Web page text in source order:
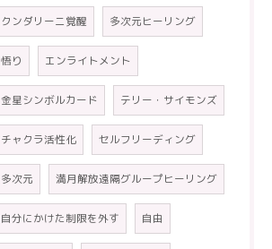
クンダリーニ覚醒 多次元ヒーリング
悟り エンライトメント
金星シンボルカード テリー・サイモンズ
チャクラ活性化 セルフリーディング
多次元 満月解放遠隔グループヒーリング
自分にかけた制限を外す 自由